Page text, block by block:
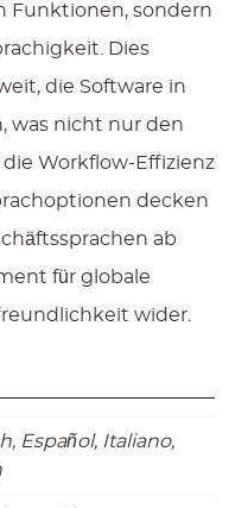
Funktionen, sondern
Dies
die Software in
was nicht nur den
Workflow-Effizienz
decken
ab
für globale
wider.
Español, Italiano,